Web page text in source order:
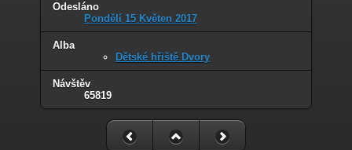
Odesláno
Pondělí 15 Květen 2017
Alba
Dětské hřiště Dvory
Návštěv
65819